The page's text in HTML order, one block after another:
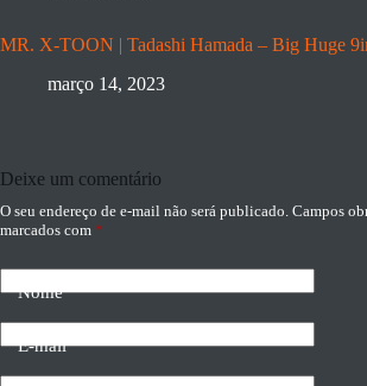
MR. X-TOON | Tadashi Hamada – Big Huge
março 14, 2023
Deixe um comentário
O seu endereço de e-mail não será publicado. Campos
marcados com *
Nome
E-mail